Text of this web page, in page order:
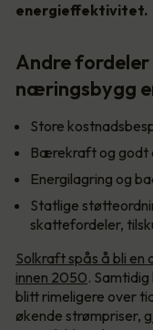
energieffektivitet.
Andre
næringsbygg
Store
Bærekraft og godt
Energilagring og
Statlige
skattefordeler,
Solkraft spås å bli en
innen 2050.
blitt rimeligere over
økende strømpriser,